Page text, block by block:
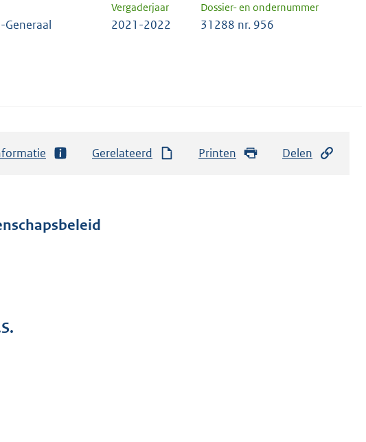
Vergaderjaar Dossier- en ondernummer
Generaal 2021-2022 31288 nr. 956
Gerelateerd Printen Delen